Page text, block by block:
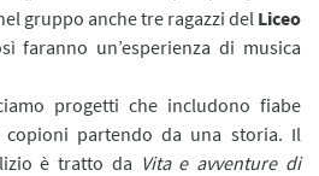
gruppo anche tre ragazzi del Liceo
faranno un’esperienza di musica
progetti che includono fiabe
partendo da una storia. Il
è tratto da Vita e avventure di